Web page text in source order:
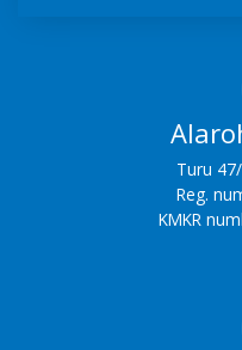
Turu
Reg.
KMKR